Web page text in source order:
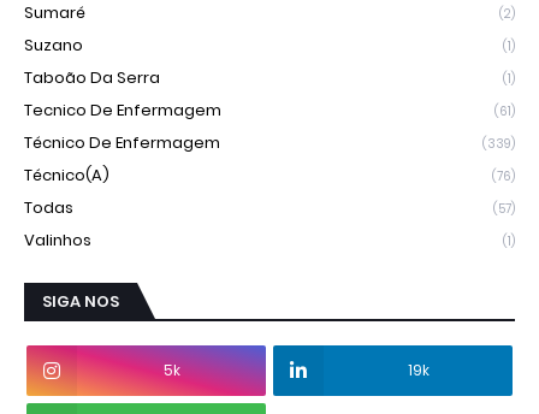
Sumaré (2)
Suzano (1)
Taboão Da Serra (1)
Tecnico De Enfermagem (61)
Técnico De Enfermagem (339)
Técnico(a) (76)
Todas (57)
Valinhos (1)
SIGA NOS
5k 19k